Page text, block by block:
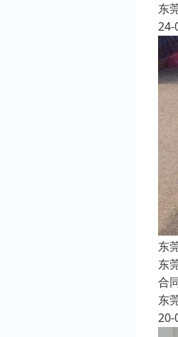
东
24-
东
东
合
东
20-